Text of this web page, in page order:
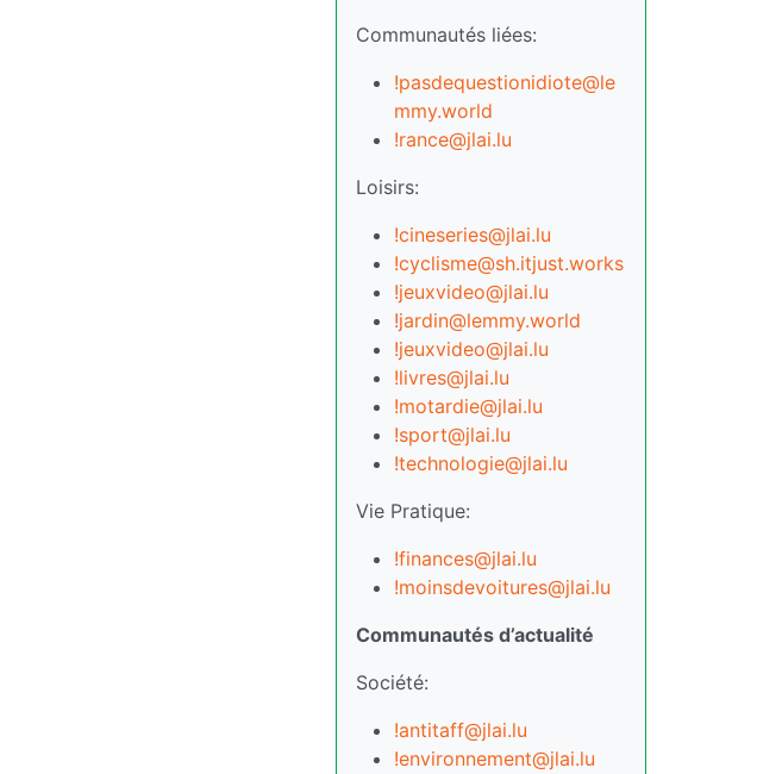
Communautés liées:
!pasdequestionidiote@le
mmy.world
!rance@jlai.lu
Loisirs:
!cineseries@jlai.lu
!cyclisme@sh.itjust.works
!jeuxvideo@jlai.lu
!jardin@lemmy.world
!jeuxvideo@jlai.lu
!livres@jlai.lu
!motardie@jlai.lu
!sport@jlai.lu
!technologie@jlai.lu
Vie Pratique:
!finances@jlai.lu
!moinsdevoitures@jlai.lu
Communautés d’actualité
Société:
!antitaff@jlai.lu
!environnement@jlai.lu